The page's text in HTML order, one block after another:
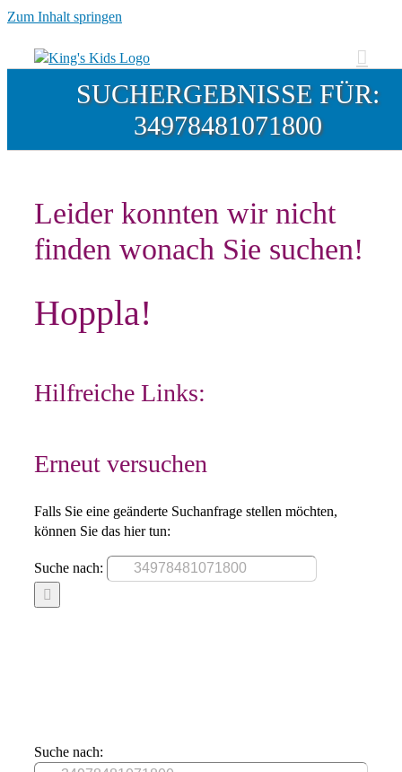
Zum Inhalt springen
SUCHERGEBNISSE FÜR:
34978481071800
Leider konnten wir nicht
finden wonach Sie suchen!
Hoppla!
Hilfreiche Links:
Erneut versuchen
Falls Sie eine geänderte Suchanfrage stellen möchten,
können Sie das hier tun:
Suche nach:
Suche nach: